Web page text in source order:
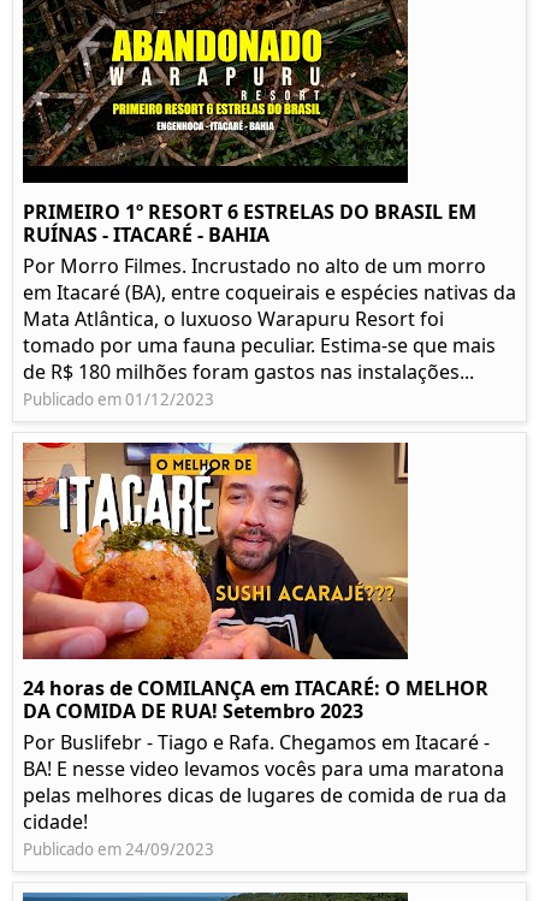
PRIMEIRO 1º RESORT 6 ESTRELAS DO BRASIL EM
RUÍNAS - ITACARÉ - BAHIA
Por Morro Filmes. Incrustado no alto de um morro
em Itacaré (BA), entre coqueirais e espécies nativas da
Mata Atlântica, o luxuoso Warapuru Resort foi
tomado por uma fauna peculiar. Estima-se que mais
de R$ 180 milhões foram gastos nas instalações...
Publicado em 01/12/2023
24 horas de COMILANÇA em ITACARÉ: O MELHOR
DA COMIDA DE RUA! Setembro 2023
Por Buslifebr - Tiago e Rafa. Chegamos em Itacaré -
BA! E nesse video levamos vocês para uma maratona
pelas melhores dicas de lugares de comida de rua da
cidade!
Publicado em 24/09/2023